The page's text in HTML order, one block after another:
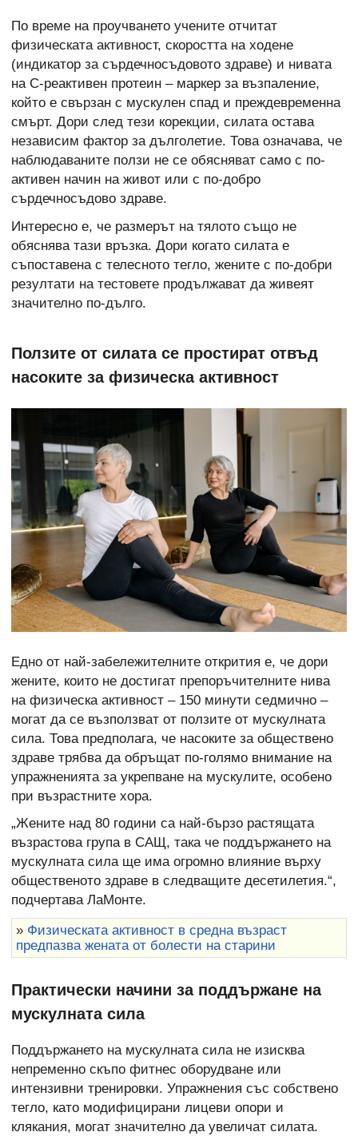
По време на проучването учените отчитат
физическата активност, скоростта на ходене
(индикатор за сърдечносъдовото здраве) и нивата
на С-реактивен протеин – маркер за възпаление,
който е свързан с мускулен спад и преждевременна
смърт. Дори след тези корекции, силата остава
независим фактор за дълголетие. Това означава, че
наблюдаваните ползи не се обясняват само с по-
активен начин на живот или с по-добро
сърдечносъдово здраве.
Интересно е, че размерът на тялото също не
обяснява тази връзка. Дори когато силата е
съпоставена с телесното тегло, жените с по-добри
резултати на тестовете продължават да живеят
значително по-дълго.
Ползите от силата се простират отвъд
насоките за физическа активност
Едно от най-забележителните открития е, че дори
жените, които не достигат препоръчителните нива
на физическа активност – 150 минути седмично –
могат да се възползват от ползите от мускулната
сила. Това предполага, че насоките за обществено
здраве трябва да обръщат по-голямо внимание на
упражненията за укрепване на мускулите, особено
при възрастните хора.
„Жените над 80 години са най-бързо растящата
възрастова група в САЩ, така че поддържането на
мускулната сила ще има огромно влияние върху
общественото здраве в следващите десетилетия.“,
подчертава ЛаМонте.
» Физическата активност в средна възраст
предпазва жената от болести на старини
Практически начини за поддържане на
мускулната сила
Поддържането на мускулната сила не изисква
непременно скъпо фитнес оборудване или
интензивни тренировки. Упражнения със собствено
тегло, като модифицирани лицеви опори и
клякания, могат значително да увеличат силата.